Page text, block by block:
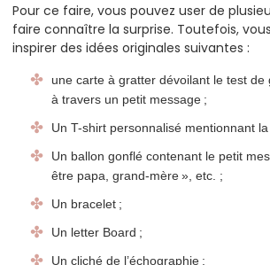
Pour ce faire, vous pouvez user de
faire connaître la surprise. Toutefois,
inspirer des idées originales suivantes :
une carte à gratter dévoilant le test de
à travers un petit message ;
Un T-shirt personnalisé mentionnant
Un ballon gonflé contenant le petit
être papa, grand-mère », etc. ;
Un bracelet ;
Un letter Board ;
Un cliché de l’échographie ;